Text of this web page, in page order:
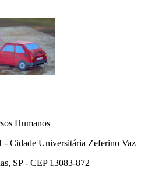
Humanos
- Cidade Universitária Zeferino Vaz
SP - CEP 13083-872